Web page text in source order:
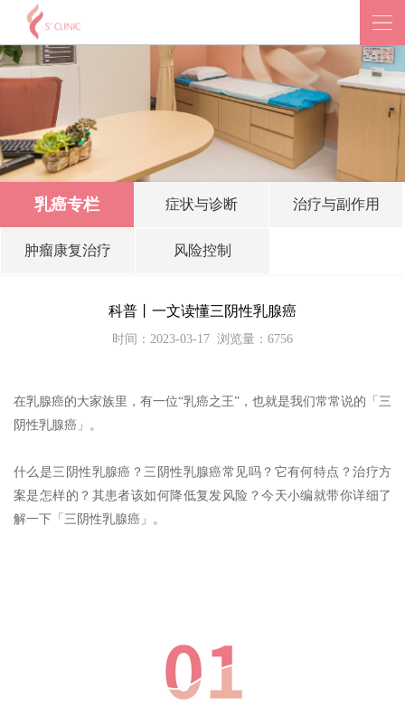
乳癌专栏 症状与诊断 治疗与副作用
肿瘤康复治疗 风险控制
科普丨一文读懂三阴性乳腺癌
时间：2023-03-17 浏览量：6756
在乳腺癌的大家族里，有一位“乳癌之王”，也就是我们常常说的「三
阴性乳腺癌」。
什么是三阴性乳腺癌？三阴性乳腺癌常见吗？它有何特点？治疗方
案是怎样的？其患者该如何降低复发风险？今天小编就带你详细了
解一下「三阴性乳腺癌」。